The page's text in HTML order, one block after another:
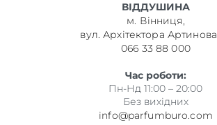
ВІДДУШИНА
м. Вінниця,
вул. Архітектора
066 33 88 000
Час роботи:
Пн-Нд 11:00 – 20:00
Без вихідних
info@parfumburo.com